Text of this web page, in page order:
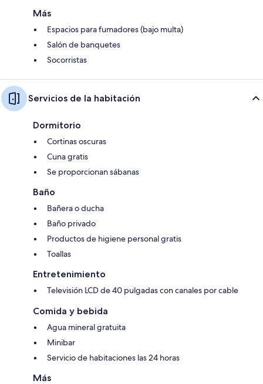
Más
Espacios para fumadores (bajo multa)
Salón de banquetes
Socorristas
Servicios de la habitación
Dormitorio
Cortinas oscuras
Cuna gratis
Se proporcionan sábanas
Baño
Bañera o ducha
Baño privado
Productos de higiene personal gratis
Toallas
Entretenimiento
Televisión LCD de 40 pulgadas con canales por cable
Comida y bebida
Agua mineral gratuita
Minibar
Servicio de habitaciones las 24 horas
Más